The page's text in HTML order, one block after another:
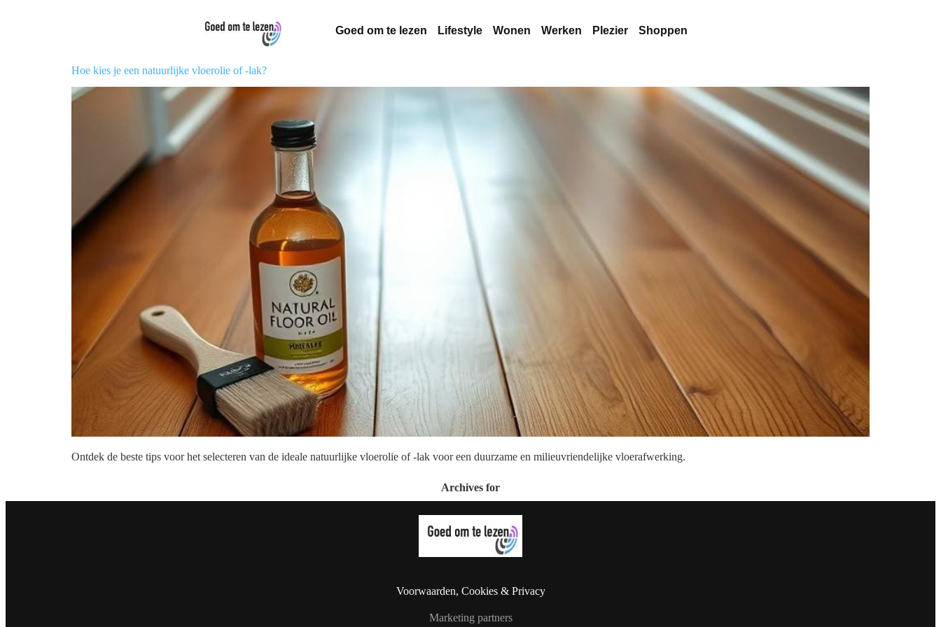
Goed om te lezen Lifestyle Wonen Werken Plezier Shoppen
Hoe kies je een natuurlijke vloerolie of -lak?
Ontdek de beste tips voor het selecteren van de ideale natuurlijke vloerolie of -lak voor een duurzame en milieuvriendelijke vloerafwerking.
Archives for
Voorwaarden, Cookies & Privacy
Marketing partners